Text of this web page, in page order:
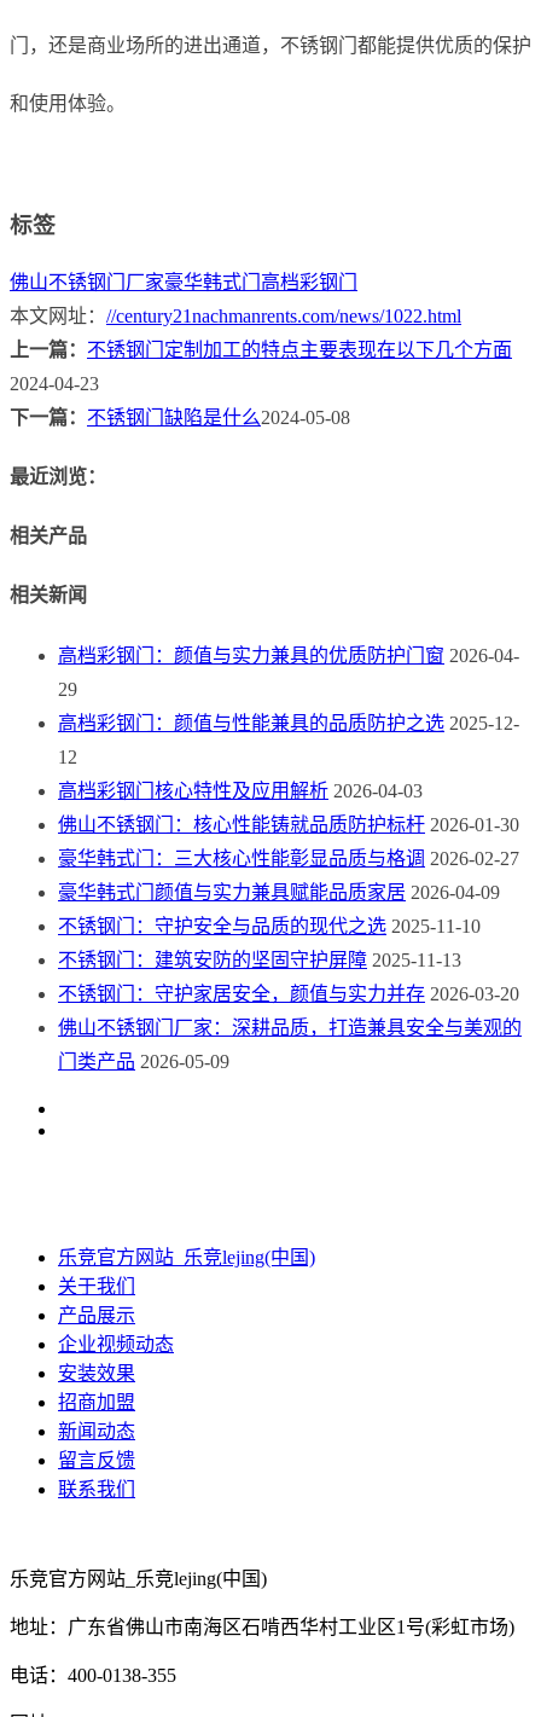
门，还是商业场所的进出通道，不锈钢门都能提供优质的保护
和使用体验。
标签
佛山不锈钢门厂家豪华韩式门 高档彩钢门
本文网址： //century21nachmanrents.com/news/1022.html
上一篇： 不锈钢门定制加工的特点主要表现在以下几个方面
2024-04-23
下一篇： 不锈钢门缺陷是什么2024-05-08
最近浏览：
相关产品
相关新闻
高档彩钢门：颜值与实力兼具的优质防护门窗 2026-04-
29
高档彩钢门：颜值与性能兼具的品质防护之选 2025-12-
12
高档彩钢门核心特性及应用解析 2026-04-03
佛山不锈钢门：核心性能铸就品质防护标杆 2026-01-30
豪华韩式门：三大核心性能彰显品质与格调 2026-02-27
豪华韩式门颜值与实力兼具赋能品质家居 2026-04-09
不锈钢门：守护安全与品质的现代之选 2025-11-10
不锈钢门：建筑安防的坚固守护屏障 2025-11-13
不锈钢门：守护家居安全，颜值与实力并存 2026-03-20
佛山不锈钢门厂家：深耕品质，打造兼具安全与美观的
门类产品 2026-05-09
乐竞官方网站_乐竞lejing(中国)
关于我们
产品展示
企业视频动态
安装效果
招商加盟
新闻动态
留言反馈
联系我们
乐竞官方网站_乐竞lejing(中国)
地址：广东省佛山市南海区石啃西华村工业区1号(彩虹市场)
电话：400-0138-355